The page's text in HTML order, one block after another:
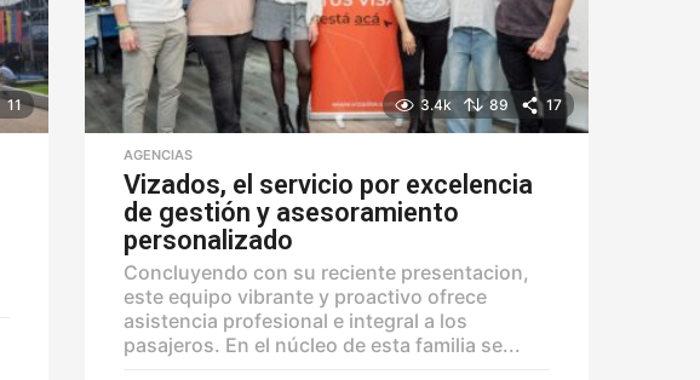
11 3.4k 89 17
AGENCIAS
Vizados, el servicio por excelencia
de gestión y asesoramiento
personalizado
Concluyendo con su reciente presentacion,
este equipo vibrante y proactivo ofrece
asistencia profesional e integral a los
pasajeros. En el núcleo de esta familia se...